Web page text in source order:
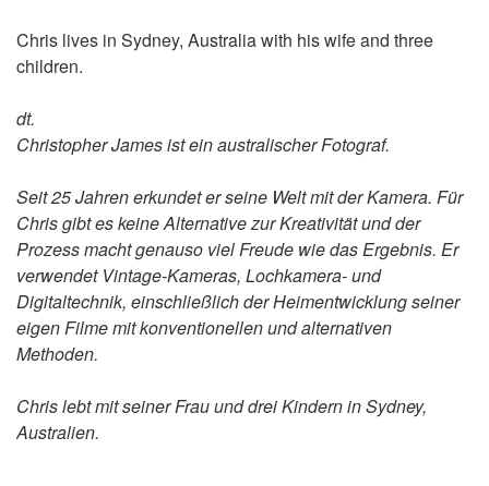
Chris lives in Sydney, Australia with his wife and three
children.
dt.
Christopher James ist ein australischer Fotograf.
Seit 25 Jahren erkundet er seine Welt mit der Kamera. Für
Chris gibt es keine Alternative zur Kreativität und der
Prozess macht genauso viel Freude wie das Ergebnis. Er
verwendet Vintage-Kameras, Lochkamera- und
Digitaltechnik, einschließlich der Heimentwicklung seiner
eigen Filme mit konventionellen und alternativen
Methoden.
Chris lebt mit seiner Frau und drei Kindern in Sydney,
Australien.